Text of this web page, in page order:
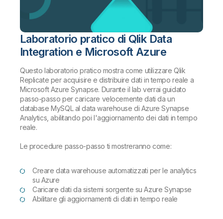
Laboratorio pratico di Qlik Data
Integration e Microsoft Azure
Questo laboratorio pratico mostra come utilizzare Qlik
Replicate per acquisire e distribuire dati in tempo reale a
Microsoft Azure Synapse. Durante il lab verrai guidato
passo-passo per caricare velocemente dati da un
database MySQL al data warehouse di Azure Synapse
Analytics, abilitando poi l'aggiornamento dei dati in tempo
reale.
Le procedure passo-passo ti mostreranno come:
Creare data warehouse automatizzati per le analytics
su Azure
Caricare dati da sistemi sorgente su Azure Synapse
Abilitare gli aggiornamenti di dati in tempo reale